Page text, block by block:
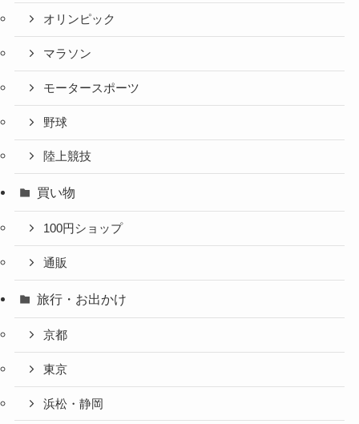
オリンピック
マラソン
モータースポーツ
野球
陸上競技
買い物
100円ショップ
通販
旅行・お出かけ
京都
東京
浜松・静岡